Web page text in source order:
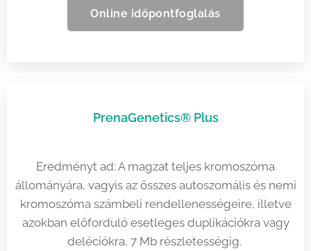
Online időpontfoglalás
PrenaGenetics® Plus
Eredményt ad: A magzat teljes kromoszóma
állományára, vagyis az összes autoszomális és nemi
kromoszóma számbeli rendellenességeire, illetve
azokban előforduló esetleges duplikációkra vagy
deléciókra, 7 Mb részletességig.